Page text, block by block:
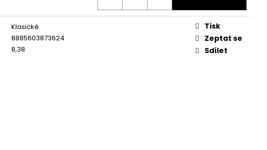
Klasické
8885603873624
8,38
Tisk
Zeptat se
Sdílet